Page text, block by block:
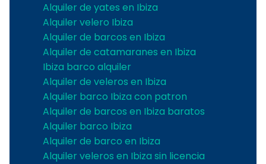
Alquiler de yates en Ibiza
Alquiler velero Ibiza
Alquiler de barcos en Ibiza
Alquiler de catamaranes en Ibiza
Ibiza barco alquiler
Alquiler de veleros en Ibiza
Alquiler barco Ibiza con patron
Alquiler de barcos en Ibiza baratos
Alquiler barco Ibiza
Alquiler de barco en Ibiza
Alquiler veleros en Ibiza sin licencia